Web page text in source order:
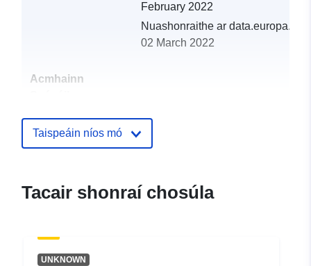
February 2022
Nuashonraithe ar data.europa.eu:
02 March 2022
Acmhainn
Aitheantóirí:
ide.developpement-
f33a-496e-b770-
Taispeáin níos mó
Tacair shonraí chosúla
UNKNOWN